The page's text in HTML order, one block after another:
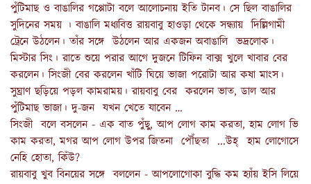
পুঁটিমাছ ও বাঙালির গপ্পোটা বলে আলোচনায় ইতি টানব। সে ছিল বাঙালির
সুদিনের সময় । বাঙালি মধ্যবিত্ত রায়বাবু হাওড়া থেকে সন্ধ্যায় দিল্লিগামী
ট্রেনে উঠলেন। তাঁর সঙ্গে উঠলেন আর একজন অবাঙালি ভদ্রলোক।
মিস্টার সিং। রাতে শুয়ে পরার আগে দুজনে টিফিন বাক্স খুলে খাবার বের
করলেন। সিংজী বের করলেন খাঁটি ঘিয়ে ভাজা পরোটা আর কষা মাংস।
সুঘ্রাণ ছড়িয়ে পড়ল কামরাময়। রায়বাবু বের করলেন ভাত, ডাল আর
পুঁটিমাছ ভাজা। দু-জন যখন খেতে যাবেন …
সিংজী বলে বসলেন - এক বাত পুঁছু, আপ লোগ কাম করতা, হাম লোগ ভি
কাম করতা, মগর আপ লোগ উপর জিতনা পৌঁছতা ...উহ্‌ হাম লোগোসে
নেহি হোতা, কিঁউ?
রায়বাবু খুব বিনয়ের সঙ্গে বললেন - আপলোগোকা বুদ্ধি কম হ্যাঁয় ইসি লিয়ে